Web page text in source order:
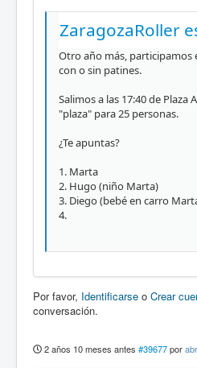
ZaragozaRoller
Otro año más, participamos
con o sin patines.
Salimos a las 17:40 de Plaza
"plaza" para 25 personas.
¿Te apuntas?
1. Marta
2. Hugo (niño Marta)
3. Diego (bebé en carro
4.
Por favor, Identificarse o Crear
conversación.
2 años 10 meses antes #39677por